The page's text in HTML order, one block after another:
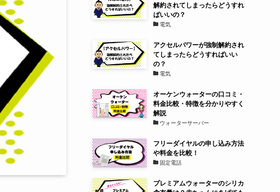
解約されてしまったらどうすれ
ばいいの？
電気
アクセルパワーが強制解約され
てしまったらどうすればいい
の？
電気
オーケンウォーターの口コミ・
料金比較・特徴を分かりやすく
解説
ウォーターサーバー
フリーダイヤルの申し込み方法
や料金を比較！
固定電話
プレミアムウォーターのシリカ